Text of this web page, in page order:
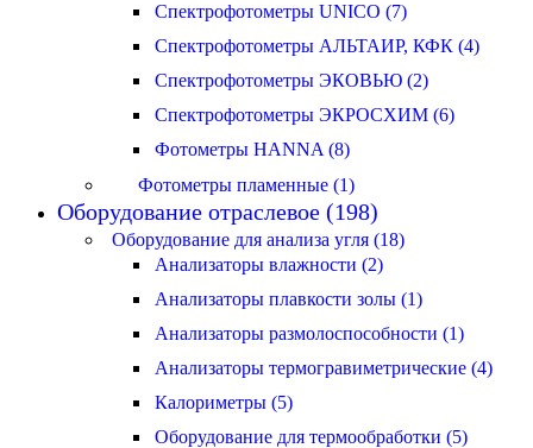
Спектрофотометры UNICO (7)
Спектрофотометры АЛЬТАИР, КФК (4)
Спектрофотометры ЭКОВЬЮ (2)
Спектрофотометры ЭКРОСХИМ (6)
Фотометры HANNA (8)
Фотометры пламенные (1)
Оборудование отраслевое (198)
Оборудование для анализа угля (18)
Анализаторы влажности (2)
Анализаторы плавкости золы (1)
Анализаторы размолоспособности (1)
Анализаторы термогравиметрические (4)
Калориметры (5)
Оборудование для термообработки (5)